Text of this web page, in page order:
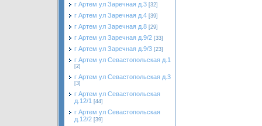
г Артем ул Заречная д.3 [32]
г Артем ул Заречная д.4 [39]
г Артем ул Заречная д.8 [29]
г Артем ул Заречная д.9/2 [33]
г Артем ул Заречная д.9/3 [23]
г Артем ул Севастопольская д.1
[2]
г Артем ул Севастопольская д.3
[3]
г Артем ул Севастопольская
д.12/1 [44]
г Артем ул Севастопольская
д.12/2 [39]